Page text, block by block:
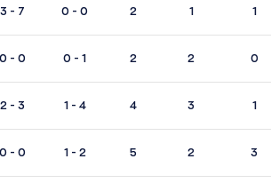
3 - 7 0 - 0 2 1 1
0 - 0 0 - 1 2 2 0
2 - 3 1 - 4 4 3 1
0 - 0 1 - 2 5 2 3